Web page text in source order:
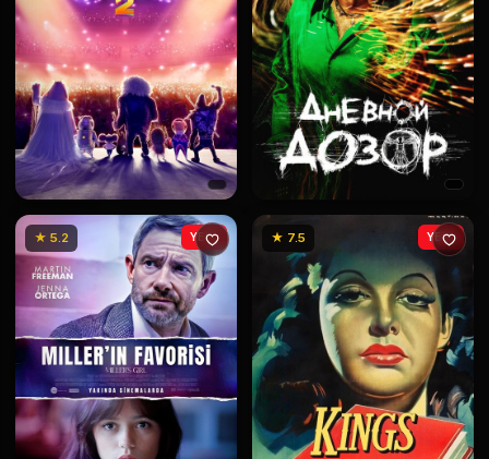
★ 5.2 YENİ ★ 7.5 YENİ